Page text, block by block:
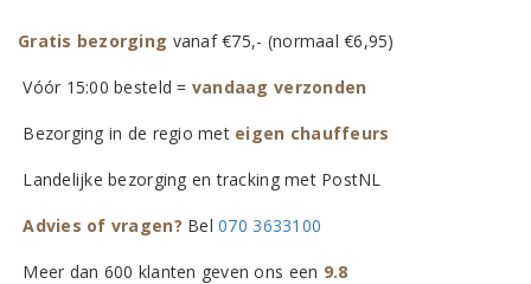
Gratis bezorging vanaf €75,- (normaal €6,95)
Vóór 15:00 besteld = vandaag verzonden
Bezorging in de regio met eigen chauffeurs
Landelijke bezorging en tracking met PostNL
Advies of vragen? Bel070 3633100
Meer dan 600 klanten geven ons een 9.8